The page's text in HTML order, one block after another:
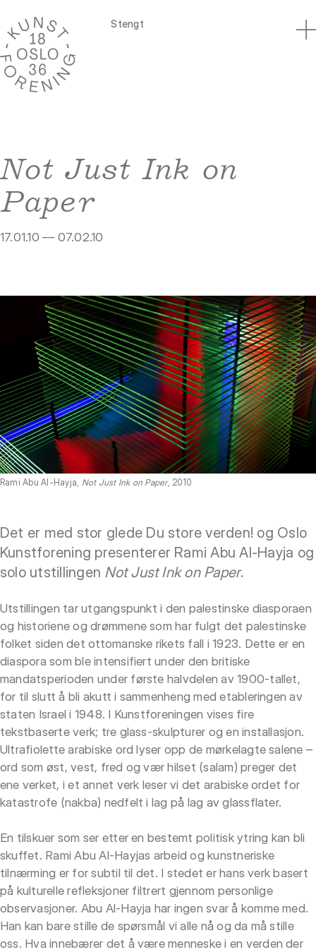
Stengt
Not Just Ink on
Paper
17.01.10 — 07.02.10
Rami Abu Al-Hayja, Not Just Ink on Paper, 2010
Det er med stor glede Du store verden! og Oslo
Kunstforening presenterer Rami Abu Al-Hayja og
solo utstillingen Not Just Ink on Paper.
Utstillingen tar utgangspunkt i den palestinske diasporaen
og historiene og drømmene som har fulgt det palestinske
folket siden det ottomanske rikets fall i 1923. Dette er en
diaspora som ble intensifiert under den britiske
mandatsperioden under første halvdelen av 1900-tallet,
for til slutt å bli akutt i sammenheng med etableringen av
staten Israel i 1948. I Kunstforeningen vises fire
tekstbaserte verk; tre glass-skulpturer og en installasjon.
Ultrafiolette arabiske ord lyser opp de mørkelagte salene –
ord som øst, vest, fred og vær hilset (salam) preger det
ene verket, i et annet verk leser vi det arabiske ordet for
katastrofe (nakba) nedfelt i lag på lag av glassflater.
En tilskuer som ser etter en bestemt politisk ytring kan bli
skuffet. Rami Abu Al-Hayjas arbeid og kunstneriske
tilnærming er for subtil til det. I stedet er hans verk basert
på kulturelle refleksjoner filtrert gjennom personlige
observasjoner. Abu Al-Hayja har ingen svar å komme med.
Han kan bare stille de spørsmål vi alle nå og da må stille
oss. Hva innebærer det å være menneske i en verden der